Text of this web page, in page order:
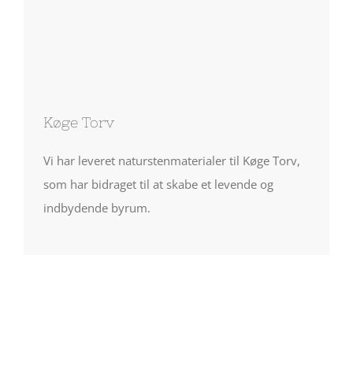
Køge Torv
Vi har leveret naturstenmaterialer til Køge Torv,
som har bidraget til at skabe et levende og
indbydende byrum.